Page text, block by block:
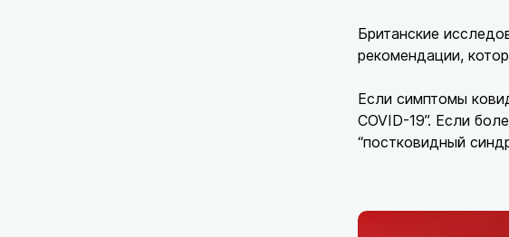
Британские
рекомендации,
Если симптомы
COVID-19”. Если
“постковидный